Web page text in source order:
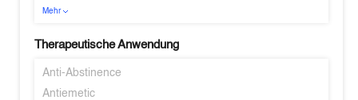
Mehr
Therapeutische Anwendung
Anti-Abstinence
Antiemetic